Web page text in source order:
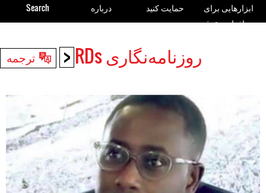
< ترجمه روزنامه‌نگاری HRDs
ابزارهایی برای
مدافعان حقوق
حمایت کنید درباره Search